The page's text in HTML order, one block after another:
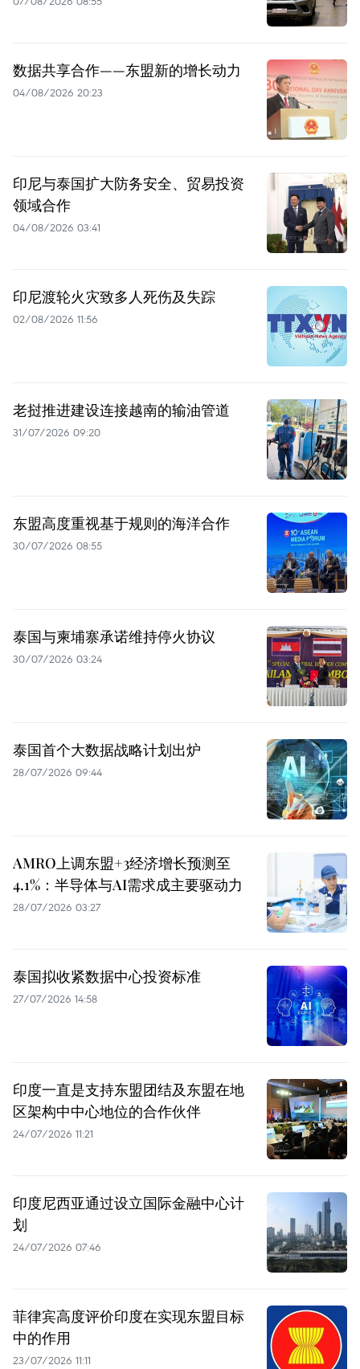
数据共享合作——东盟新的增长动力
04/08/2026 20:23
印尼与泰国扩大防务安全、贸易投资
领域合作
04/08/2026 03:41
印尼渡轮火灾致多人死伤及失踪
02/08/2026 11:56
老挝推进建设连接越南的输油管道
31/07/2026 09:20
东盟高度重视基于规则的海洋合作
30/07/2026 08:55
泰国与柬埔寨承诺维持停火协议
30/07/2026 03:24
泰国首个大数据战略计划出炉
28/07/2026 09:44
AMRO上调东盟+3经济增长预测至
4.1%：半导体与AI需求成主要驱动力
28/07/2026 03:27
泰国拟收紧数据中心投资标准
27/07/2026 14:58
印度一直是支持东盟团结及东盟在地
区架构中中心地位的合作伙伴
24/07/2026 11:21
印度尼西亚通过设立国际金融中心计
划
24/07/2026 07:46
菲律宾高度评价印度在实现东盟目标
中的作用
23/07/2026 11:11